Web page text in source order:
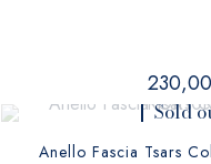
230,00
Sold
Anello Fascia Tsars